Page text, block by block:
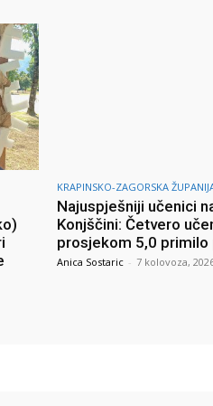
KRAPINSKO-ZAGORSKA
Najuspješniji učenici
Konjščini: Četvero
prosjekom 5,0 primilo
Anica Sostaric - 7 kolovoza,